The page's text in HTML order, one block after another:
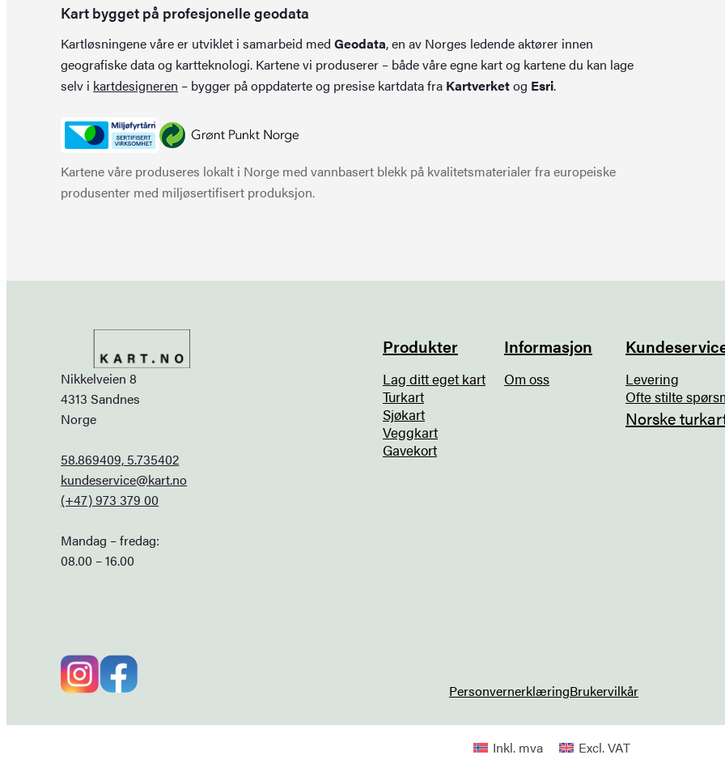
Kart bygget på profesjonelle geodata
Kartløsningene våre er utviklet i samarbeid medGeodata, en av Norges ledende aktører innen
geografiske data og kartteknologi. Kartene vi produserer – både våre egne kart og kartene du kan lage
selv i kartdesigneren – bygger på oppdaterte og presise kartdata fra Kartverketog Esri.
Kartene våre produseres lokalt i Norge med vannbasert blekk på kvalitetsmaterialer fra europeiske
produsenter med miljøsertifisert produksjon.
Nikkelveien 8
4313 Sandnes
Norge
58.869409, 5.735402
kundeservice@kart.no
(+47) 973 379 00
Mandag – fredag:
08.00 – 16.00
Produkter
Lag ditt eget kart
Turkart
Sjøkart
Veggkart
Gavekort
Informasjon
Om oss
Levering
Ofte stilte
Norske
PersonvernerklæringBrukervilkår
Inkl. mva Excl. VAT